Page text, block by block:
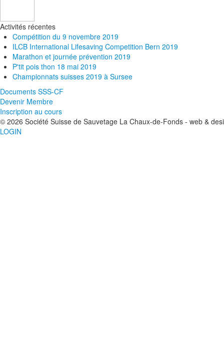
Activités récentes
Compétition du 9 novembre 2019
ILCB International Lifesaving Competition Bern 2019
Marathon et journée prévention 2019
P'tit pois thon 18 mai 2019
Championnats suisses 2019 à Sursee
Documents SSS-CF
Devenir Membre
Inscription au cours
© 2026 Société Suisse de Sauvetage La Chaux-de-Fonds - web &
LOGIN